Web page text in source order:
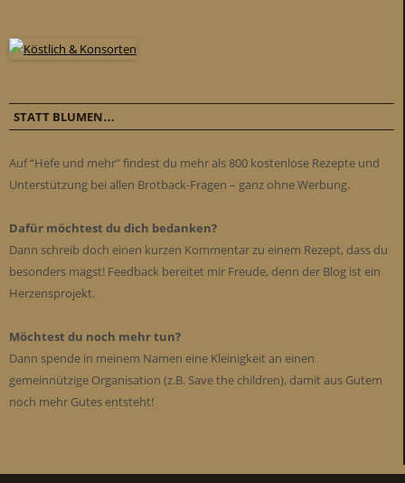
STATT BLUMEN…
Auf “Hefe und mehr” findest du mehr als 800 kostenlose Rezepte und
Unterstützung bei allen Brotback-Fragen – ganz ohne Werbung.
Dafür möchtest du dich bedanken?
Dann schreib doch einen kurzen Kommentar zu einem Rezept, dass du
besonders magst! Feedback bereitet mir Freude, denn der Blog ist ein
Herzensprojekt.
Möchtest du noch mehr tun?
Dann spende in meinem Namen eine Kleinigkeit an einen
gemeinnützige Organisation (z.B. Save the children), damit aus Gutem
noch mehr Gutes entsteht!